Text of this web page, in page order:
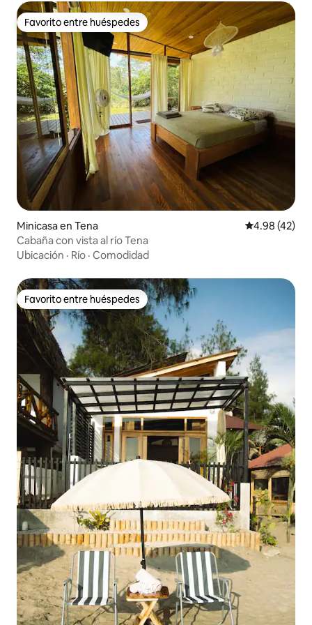
Favorito entre huéspedes
Favorito entre huéspedes
Minicasa en Tena Calificación
4.98 (42)
Cabaña con vista al río Tena
Ubicación · Río · Comodidad
Favorito entre huéspedes
Favorito entre huéspedes